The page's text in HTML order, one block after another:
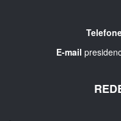
E-mail